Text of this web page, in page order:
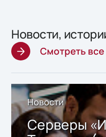
Новости,
Смотреть все
Новости
Серверы